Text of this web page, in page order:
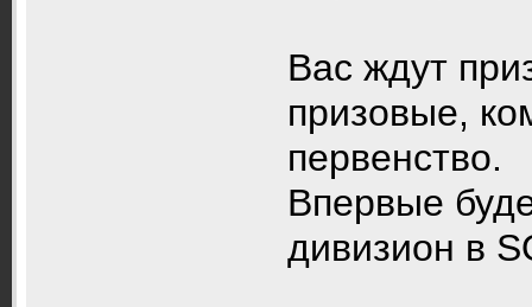
Вас ждут
призовые,
первенство.
Впервые
дивизион в